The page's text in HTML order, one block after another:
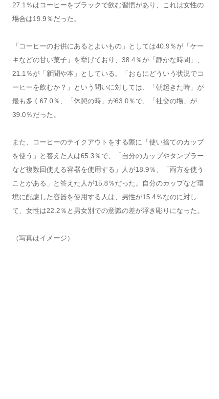
27.1％はコーヒーをブラックで飲む習慣があり、これは女性の
場合は19.9％だった。
「コーヒーのお供にあるとよいもの」としては40.9％が「ケー
キなどの甘い菓子」を挙げており、38.4％が「静かな時間」、
21.1％が「新聞や本」としている。「おもにどういう状況でコ
ーヒーを飲むか？」という問いに対しては、「朝起きた時」が
最も多く67.0％、「休憩の時」が63.0％で、「社交の場」が
39.0％だった。
また、コーヒーのテイクアウトをする際に「使い捨てのカップ
を使う」と答えた人は65.3％で、「自分のカップやタンブラー
など複数回使える容器を使用する」人が18.9％、「両方を使う
ことがある」と答えた人が15.8％だった。自分のカップなど環
境に配慮した容器を使用する人は、男性が15.4％なのに対し
て、女性は22.2％と男女別での意識の差が浮き彫りになった。
（写真はイメージ）